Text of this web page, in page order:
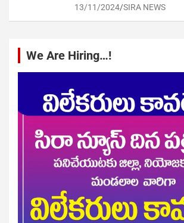
13/11/2024 SIRA NEWS
We Are Hiring…!